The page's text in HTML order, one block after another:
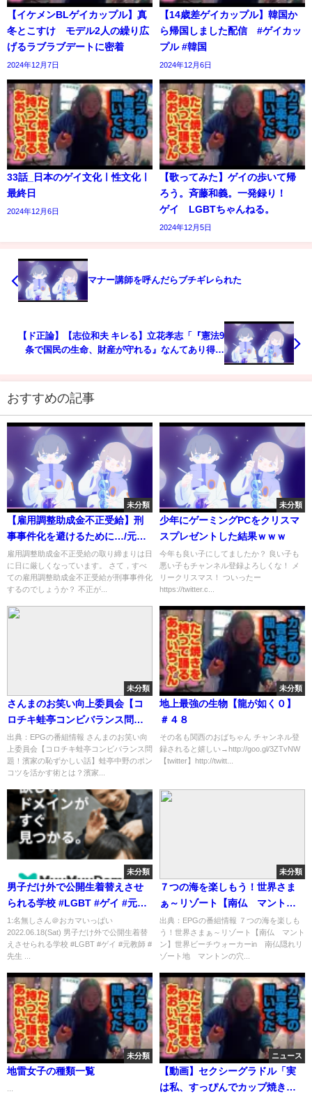
【イケメンBLゲイカップル】真
冬とこすけ モデル2人の繰り広
げるラブラブデートに密着
2024年12月7日
【14歳差ゲイカップル】韓国か
ら帰国しました配信 #ゲイカッ
プル #韓国
2024年12月6日
33話_日本のゲイ文化ㅣ性文化ㅣ
最終日
2024年12月6日
【歌ってみた】ゲイの歩いて帰
ろう。斉藤和義。一発録り！
ゲイ LGBTちゃんねる。
2024年12月5日
マナー講師を呼んだらブチギレられた
【ド正論】【志位和夫 キレる】立花孝志「『憲法9
条で国民の生命、財産が守れる』なんてあり得な
おすすめの記事
未分類
【雇用調整助成金不正受給】刑
事事件化を避けるために…/元検
事の弁護士が解説
雇用調整助成金不正受給の取り締まりは日
に日に厳しくなっています。 さて，すべ
ての雇用調整助成金不正受給が刑事事件化
するのでしょうか？ 不正が...
未分類
少年にゲーミングPCをクリスマ
スプレゼントした結果ｗｗｗ
今年も良い子にしてましたか？ 良い子も
悪い子もチャンネル登録よろしくな！ メ
リークリスマス！ ついったー
https://twitter.c...
未分類
さんまのお笑い向上委員会【コ
ロチキ蛙亭コンビバランス問
題！濱家の恥ずかしい話】[字]…
の番組内容解析まとめ
出典：EPGの番組情報 さんまのお笑い向
上委員会【コロチキ蛙亭コンビバランス問
題！濱家の恥ずかしい話】蛙亭中野のポン
コツを活かす術とは？濱家...
未分類
地上最強の生物【龍が如く０】
＃４８
その名も関西のおばちゃん チャンネル登
録されると嬉しい→http://goo.gl/3ZTvNW
【twitter】http://twitt...
未分類
男子だけ外で公開生着替えさせ
られる学校 #LGBT #ゲイ #元教
師 #先生 #元先生 #学校教育
1:名無しさん＠おカマいっぱい
2022.06.18(Sat) 男子だけ外で公開生着替
えさせられる学校 #LGBT #ゲイ #元教師 #
先生 ...
未分類
７つの海を楽しもう！世界さま
ぁ～リゾート【南仏 マント
ン】[字]…の番組内容解析まとめ
出典：EPGの番組情報 ７つの海を楽しも
う！世界さまぁ～リゾート【南仏 マント
ン】世界ビーチウォーカーin 南仏隠れリ
ゾート地 マントンの穴...
未分類
地雷女子の種類一覧
ニュース
【動画】セクシーグラドル「実
は私、すっぴんでカップ焼きそ